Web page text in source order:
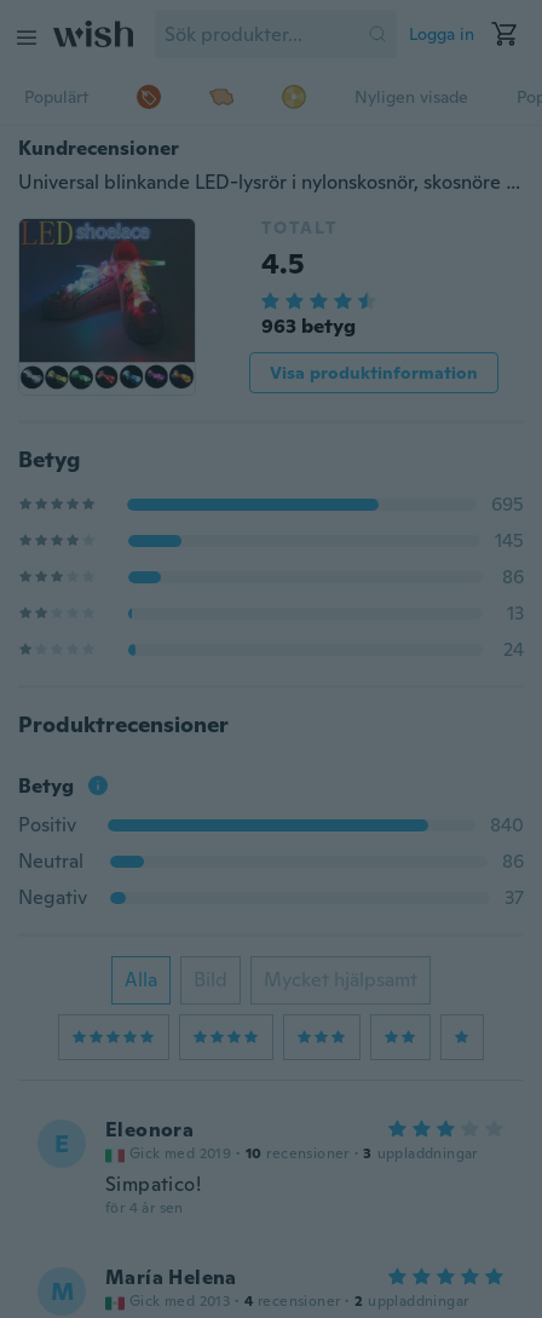
Logga in
Populärt Nyligen visade
Kundrecensioner
Universal blinkande LED-lysrör i nylonskosnör, skosnöre självlysande färgglada, kör utomhus på natten tillämpligt
TOTALT
4.5
963 betyg
Visa produktinformation
Betyg
695
145
86
13
24
Produktrecensioner
Betyg
Positiv
840
Neutral
86
Negativ
37
Alla Bild Mycket hjälpsamt
E Eleonora
Gick med 2019 · 10 recensioner · 3 uppladdningar
Simpatico!
för 4 år sen
M María Helena
Gick med 2013 · 4 recensioner · 2 uppladdningar